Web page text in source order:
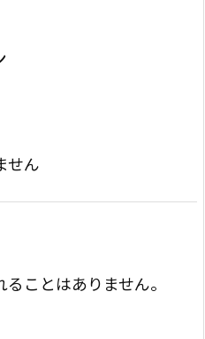
せん
ことはありません。